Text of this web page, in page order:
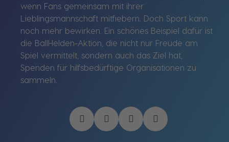
wenn Fans gemeinsam mit ihrer
Lieblingsmannschaft mitfiebern. Doch Sport kann
noch mehr bewirken. Ein schönes Beispiel dafür ist
die BallHelden-Aktion, die nicht nur Freude am
Spiel vermittelt, sondern auch das Ziel hat,
Spenden für hilfsbedürftige Organisationen zu
sammeln.